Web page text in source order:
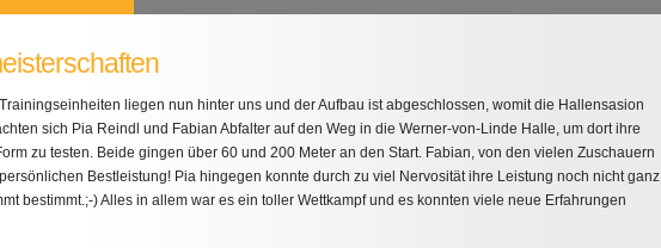
liegen nun hinter uns und der Aufbau ist abgeschlossen, womit die Hallensasion
sich Pia Reindl und Fabian Abfalter auf den Weg in die Werner-von-Linde Halle, um dort ihre
zu testen. Beide gingen über 60 und 200 Meter an den Start. Fabian, von den vielen Zuschauern
Bestleistung! Pia hingegen konnte durch zu viel Nervosität ihre Leistung noch nicht ganz
bestimmt.;-) Alles in allem war es ein toller Wettkampf und es konnten viele neue Erfahrungen